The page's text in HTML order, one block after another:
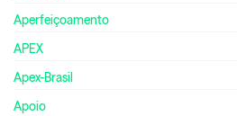
Aperfeiçoamento
APEX
Apex-Brasil
Apoio